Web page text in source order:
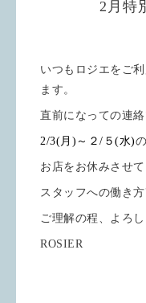
2月特
いつもロジエをご
ます。
直前になっての連
2/3(月)～２/５(水)
お店をお休みさせて
スタッフへの働き方
ご理解の程、よろ
ROSIER